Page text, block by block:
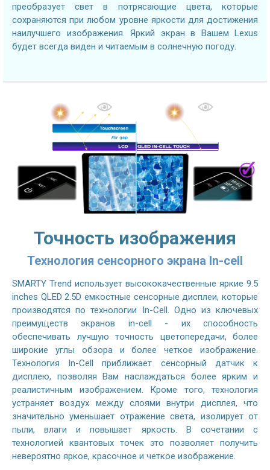
преобразует свет в потрясающие цвета, которые
сохраняются при любом уровне яркости для достижения
наилучшего изображения. Яркий экран в Вашем Lexus
будет всегда виден и читаемым в солнечную погоду.
Точность изображения
Технология сенсорного экрана In-cell
SMARTY Trend использует высококачественные яркие 9.5
inches QLED 2.5D емкостные сенсорные дисплеи, которые
производятся по технологии In-Cell. Одно из ключевых
преимуществ экранов in-cell - их способность
обеспечивать лучшую точность цветопередачи, более
широкие углы обзора и более четкое изображение.
Технология In-Cell приближает сенсорный датчик к
дисплею, позволяя Вам наслаждаться более ярким и
реалистичным изображением. Кроме того, технология
устраняет воздух между слоями внутри дисплея, что
значительно уменьшает отражение света, изолирует от
пыли, влаги и повышает яркость. В сочетании с
технологией квантовых точек это позволяет получить
невероятно яркое, красочное и четкое изображение.